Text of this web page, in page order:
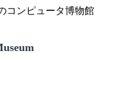
コンピュータ博物館